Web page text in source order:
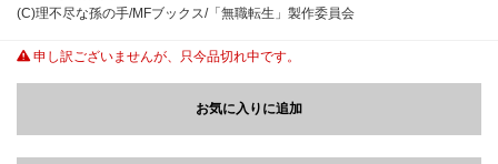
(C)理不尽な孫の手/MFブックス/「無職転生」製作委員会
申し訳ございませんが、只今品切れ中です。
お気に入りに追加